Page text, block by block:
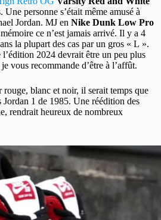
personne s’était même amusé à
Jordan. MJ en Nike Dunk Low Pro
ce n’est jamais arrivé. Il y a 4
la plupart des cas par un gros « L ».
2024 devrait être un peu plus
vous recommande d’être à l’affût.
rouge, blanc et noir, il serait temps que
Jordan 1 de 1985. Une réédition des
rendrait heureux de nombreux